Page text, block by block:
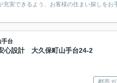
実できるよう、お客様の住まい探しを
手台
心設計 大久保町山手台24-2